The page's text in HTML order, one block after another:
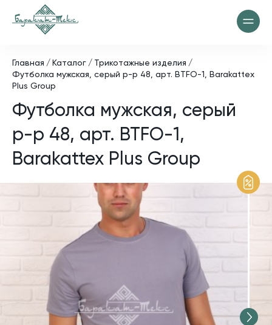
Главная Каталог
Трикотажные изделия
Футболка мужская, серый р-р 48, арт. BTFO-1, Barakattex
Plus Group
Футболка мужская, серый
р-р 48, арт. BTFO-1,
Barakattex Plus Group